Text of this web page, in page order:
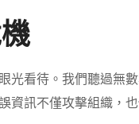
光看待。我們聽過無
訊不僅攻擊組織，